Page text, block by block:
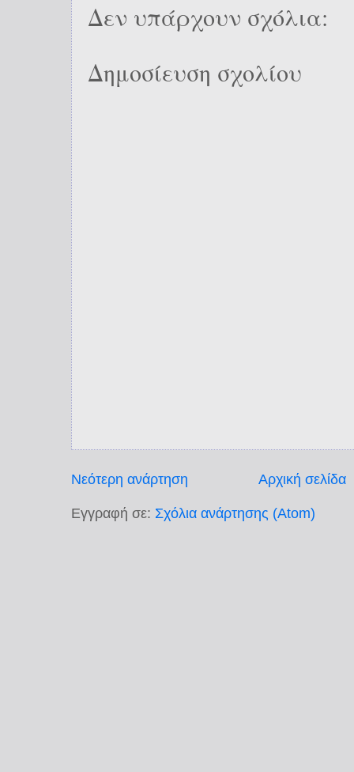
Δεν υπάρχουν σχόλια:
Δημοσίευση σχολίου
Νεότερη ανάρτηση Αρχική σελίδα
Εγγραφή σε: Σχόλια ανάρτησης (Atom)